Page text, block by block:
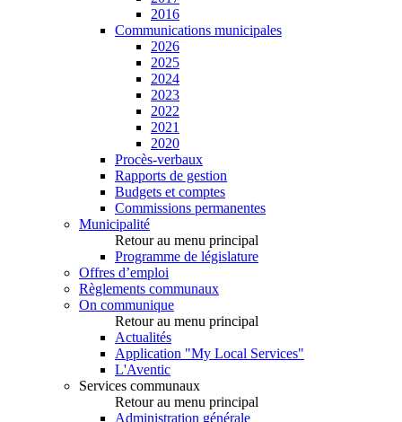
2016
Communications municipales
2026
2025
2024
2023
2022
2021
2020
Procès-verbaux
Rapports de gestion
Budgets et comptes
Commissions permanentes
Municipalité
Retour au menu principal
Programme de législature
Offres d’emploi
Règlements communaux
On communique
Retour au menu principal
Actualités
Application "My Local Services"
L'Aventic
Services communaux
Retour au menu principal
Administration générale